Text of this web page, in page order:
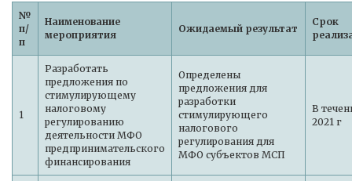
№
п/
п
Наименование
мероприятия
Ожидаемый результат
Срок
1
Разработать
предложения по
стимулирующему
налоговому
регулированию
деятельности МФО
предпринимательского
финансирования
Определены
предложения для
разработки
стимулирующего
налогового
регулирования для
МФО субъектов МСП
В
2021 г